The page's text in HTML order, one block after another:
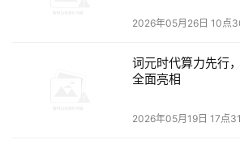
2026年05月26日 10点
词元时代算力先行
全面亮相
2026年05月19日 17点